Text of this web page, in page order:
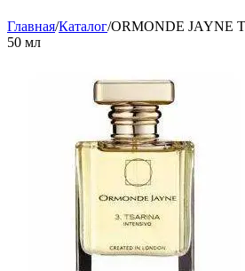
Главная/Каталог/ORMONDE JAYNE
50 мл